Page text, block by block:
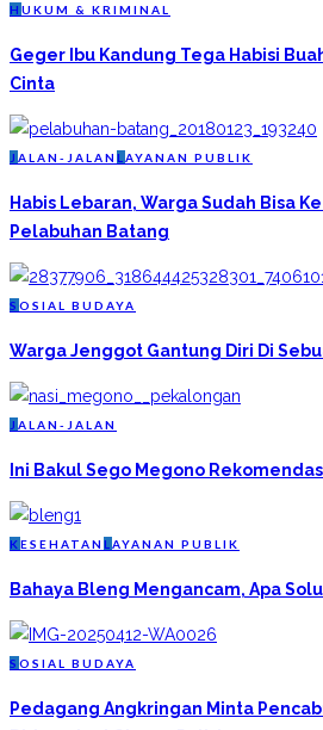
H UKUM & KRIMINAL
Geger Ibu Kandung Tega Habisi
Cinta
J ALAN-JALAN L AYANAN PUBLIK
Habis Lebaran, Warga Sudah Bisa
Pelabuhan Batang
S OSIAL BUDAYA
Warga Jenggot Gantung Diri Di
J ALAN-JALAN
Ini Bakul Sego Megono
KESEHATAN L AYANAN PUBLIK
Bahaya Bleng Mengancam, Apa
S OSIAL BUDAYA
Pedagang Angkringan Minta